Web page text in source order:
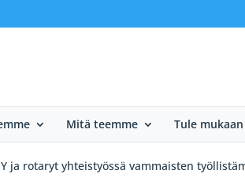
Mitä teemme Tule mukaan
ja rotaryt yhteistyössä vammaisten